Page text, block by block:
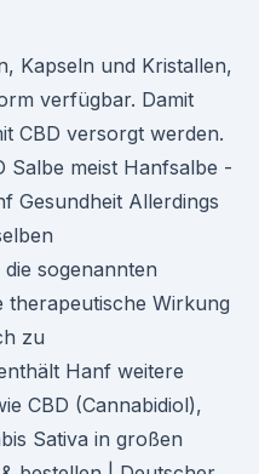
Kapseln und Kristallen,
verfügbar. Damit
CBD versorgt werden.
Salbe meist Hanfsalbe -
Gesundheit Allerdings
sogenannten
therapeutische Wirkung
zu
Hanf weitere
CBD (Cannabidiol),
Sativa in großen